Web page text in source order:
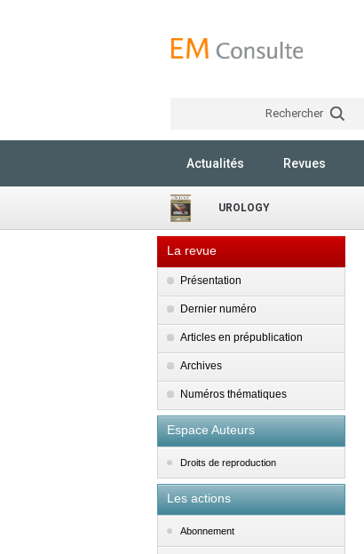
Rechercher
Actualités Revues
UROLOGY
La revue
Présentation
Dernier numéro
Articles en prépublication
Archives
Numéros thématiques
Espace Auteurs
Droits de reproduction
Les actions
Abonnement